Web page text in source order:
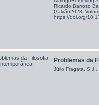
Ricardo Barroso
Galvão2023,
https://doi.org/
Problemas da
Júlio Fragata,